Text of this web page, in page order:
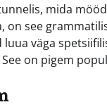
mida
on see
väga
on pigem